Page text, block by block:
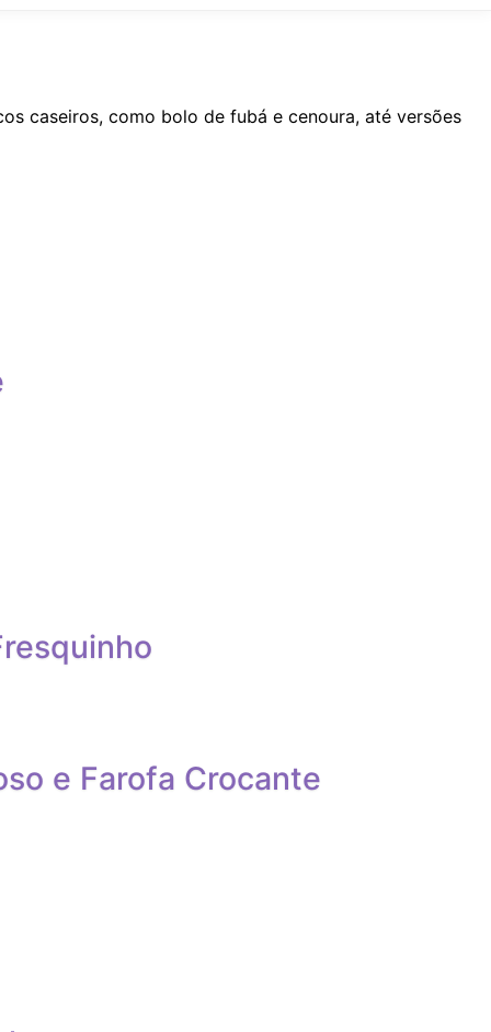
caseiros, como bolo de fubá e cenoura, até versões
e Farofa Crocante